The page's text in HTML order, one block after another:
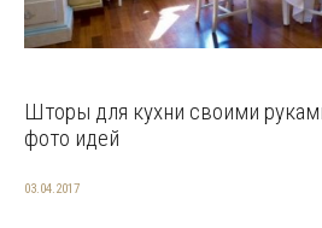
Шторы для кухни своими
фото идей
03.04.2017